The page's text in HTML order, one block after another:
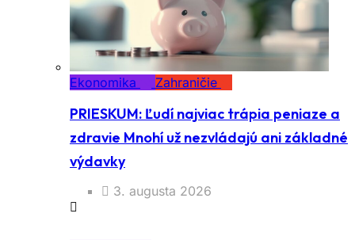
Ekonomika Zahraničie
PRIESKUM: Ľudí najviac trápia peniaze a
zdravie Mnohí už nezvládajú ani základné
výdavky
3. augusta 2026